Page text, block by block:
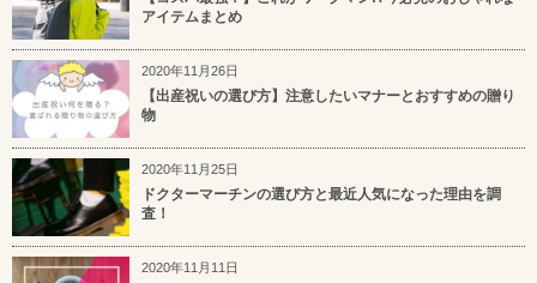
アイテムまとめ
2020年11月26日
【出産祝いの選び方】注意したいマナーとおすすめの贈り
物
2020年11月25日
ドクターマーチンの選び方と最近人気になった理由を調
査！
2020年11月11日